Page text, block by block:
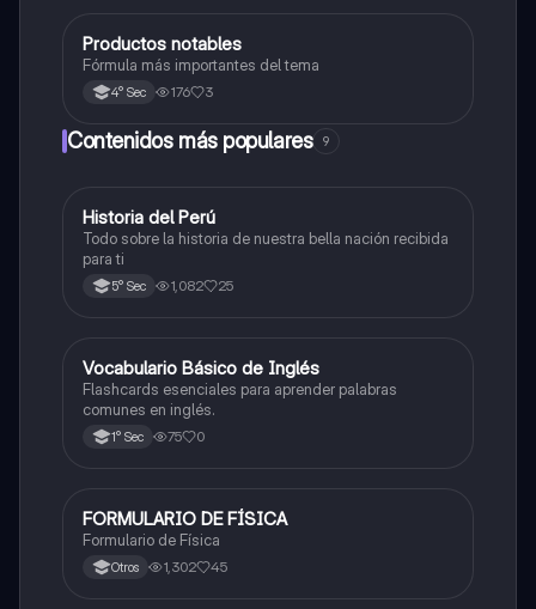
Matemáticas
Productos notables
Fórmula más importantes del tema
4° Sec 176 3
Contenidos más populares 9
Ciencias Sociales
Historia del Perú
Todo sobre la historia de nuestra bella nación recibida
para ti
5° Sec 1,082 25
VInglés
Vocabulario Básico de Inglés
Flashcards esenciales para aprender palabras
comunes en inglés.
1° Sec 75 0
Física
FORMULARIO DE FÍSICA
Formulario de Física
Otros 1,302 45